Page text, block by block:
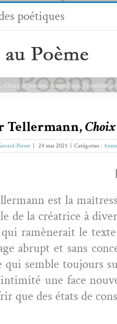
poétiques
Choix de poèmes, Annie Dana,
Tellermann,Choix
Perret 24 mai 2025 Catégories :
est la
de la créa­trice à
ramèn­erait le
abrupt et sans
sem­ble tou­jours
une face
que des états de